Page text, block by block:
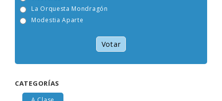
La Orquesta Mondragón
Modestia Aparte
Votar